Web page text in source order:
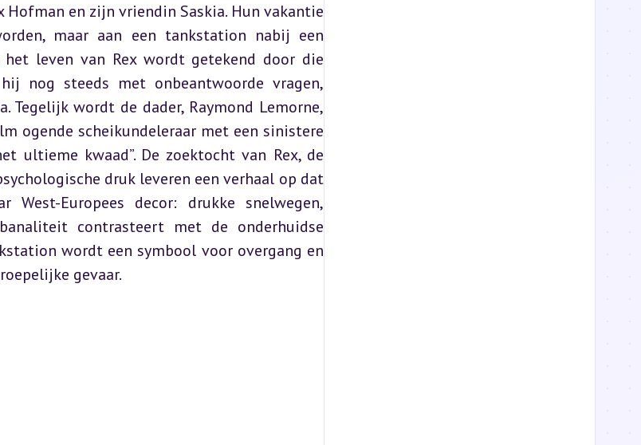
en zijn vriendin Saskia. Hun vakantie
maar aan een tankstation nabij een
leven van Rex wordt getekend door die
nog steeds met onbeantwoorde vragen,
Tegelijk wordt de dader, Raymond Lemorne,
ogende scheikundeleraar met een sinistere
kwaad”. De zoektocht van Rex, de
druk leveren een verhaal op dat
Europees decor: drukke snelwegen,
contrasteert met de onderhuidse
wordt een symbool voor overgang en
gevaar.